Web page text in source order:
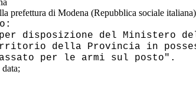
prefettura di Modena (Repubblica sociale
disposizione del Ministero
della Provincia in
per le armi sul posto".
data;